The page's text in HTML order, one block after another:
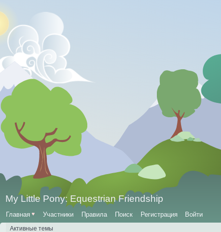
My Little Pony: Equestrian Friendship
Главная ♥ Участники Правила Поиск Регистрация Войти
Активные темы